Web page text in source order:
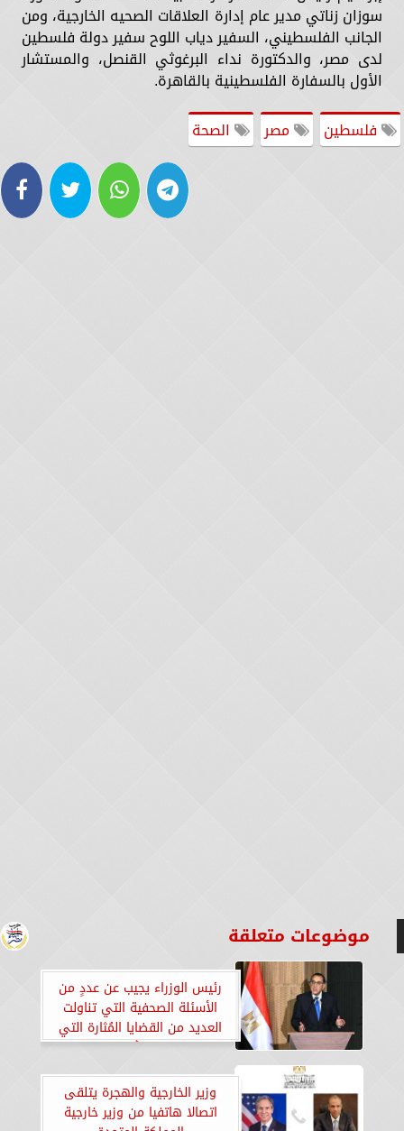
سوزان زناتي مدير عام إدارة العلاقات الصحيه الخارجية، ومن
الجانب الفلسطيني، السفير دياب اللوح سفير دولة فلسطين
لدى مصر، والدكتورة نداء البرغوثي القنصل، والمستشار
الأول بالسفارة الفلسطينية بالقاهرة.
فلسطين
مصر الصحة
موضوعات متعلقة
رئيس الوزراء يجيب عن عددٍ من
الأسئلة الصحفية التي تناولت
العديد من القضايا المُثارة التي
تشغل الرأي العام
وزير الخارجية والهجرة يتلقى
اتصالا هاتفيا من وزير خارجية